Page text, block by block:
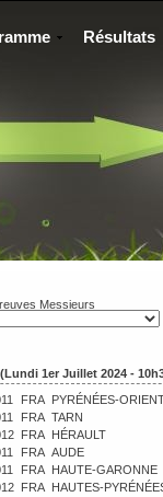
Résultats
Messieurs
(Lundi 1er Juillet 2024 -
FRA PYRÉNÉES-
FRA TARN
FRA HÉRAULT
FRA AUDE
FRA HAUTE-GARONNE
FRA HAUTES-